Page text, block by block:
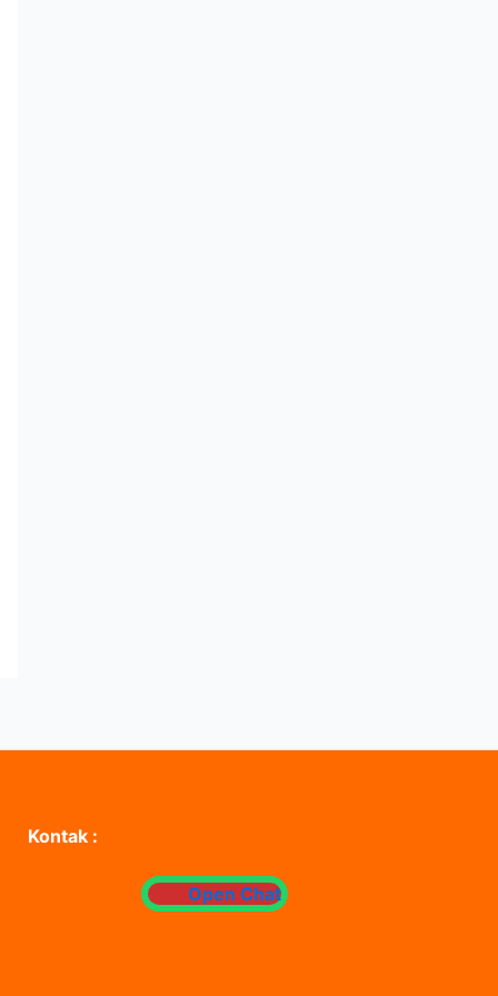
Kontak :
Open Chat